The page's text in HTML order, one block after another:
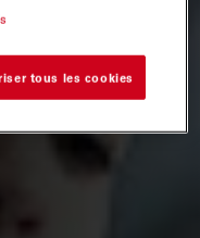
tous les cookies